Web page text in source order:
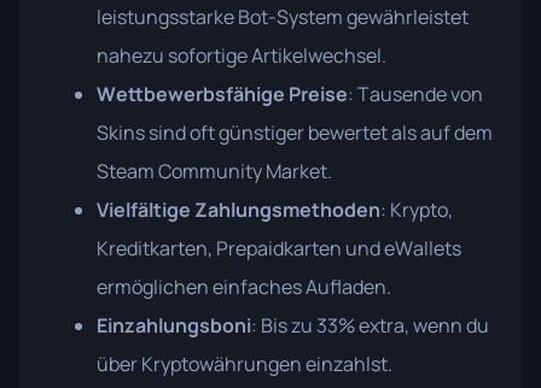
leistungsstarke Bot-System gewährleistet
nahezu sofortige Artikelwechsel.
Wettbewerbsfähige Preise: Tausende von
Skins sind oft günstiger bewertet als auf dem
Steam Community Market.
Vielfältige Zahlungsmethoden: Krypto,
Kreditkarten, Prepaidkarten und eWallets
ermöglichen einfaches Aufladen.
Einzahlungsboni: Bis zu 33% extra, wenn du
über Kryptowährungen einzahlst.